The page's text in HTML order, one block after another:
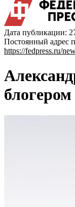
Дата публикации:
Постоянный адрес
https://fedpress.ru/
блогером